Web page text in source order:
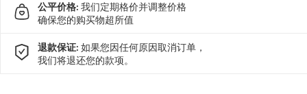
公平价格: 我们定期格价并调整价格
确保您的购买物超所值
退款保证: 如果您因任何原因取消订单，
我们将退还您的款项。